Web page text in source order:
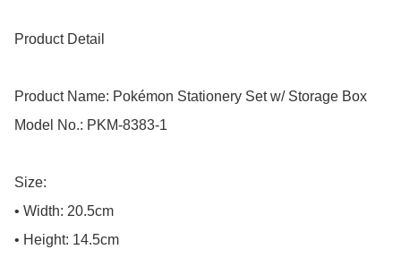
Product Detail
Product Name: Pokémon Stationery Set w/ Storage Box
Model No.: PKM-8383-1
Size:
• Width: 20.5cm
• Height: 14.5cm